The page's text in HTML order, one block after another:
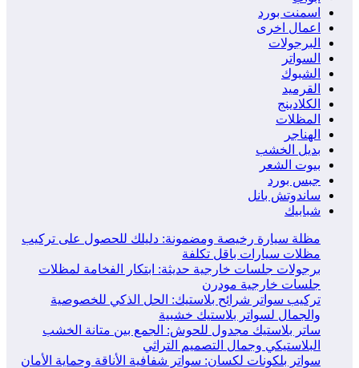
اسمنت بورد
اعمال اخرى
البرجولات
السواتر
الشبوك
القرميد
الكلادينج
المظلات
الهناجر
بديل الخشب
بيوت الشعر
جبس بورد
ساندوتش بانل
شبابيك
مظلة سيارة رخيصة ومضمونة: دليلك للحصول على تركيب
مظلات سيارات باقل تكلفة
برجولات جلسات خارجية حديثة: ابتكار الفخامة لمظلات
جلسات خارجية مودرن
تركيب سواتر شرائح بلاستيك: الحل الذكي للخصوصية
والجمال لسواتر بلاستيك خشبية
ساتر بلاستيك مجدول للحوش: الجمع بين متانة الخشب
البلاستيكي وجمال التصميم التراثي
سواتر بلكونات لكسان: سواتر شفافية الأناقة وحماية الأمان